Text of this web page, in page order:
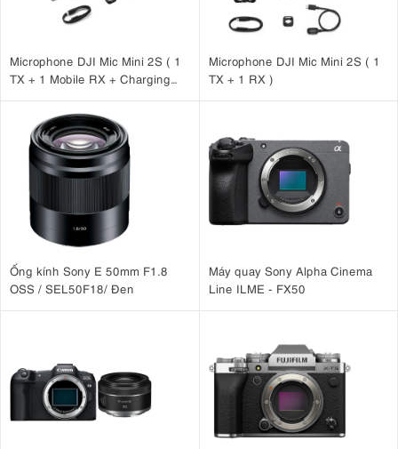
3. Bộ sản phẩm bao gồm
1 máy nhắc chữ YiShi YS-22P
1 màn hình nhắc lời 22 inch
1 kính phản chiếu
1 khung vải đen
1 bộ giá đỡ
1 chân máy
1 USB phần mềm máy nhắc chữ.
1 Dây kết nối HDMI 5m
Sản phẩm tặng kèm:
1 thùng đựng di động chống sốc
Microphone DJI Mic Mini 2S ( 1
TX + 1 Mobile RX + Charging
Microphone DJI Mic Mini 2S ( 1
TX + 1 RX )
Ống kính Sony E 50mm F1.8
OSS / SEL50F18/ Đen
Máy quay Sony Alpha Cinema
Line ILME - FX50